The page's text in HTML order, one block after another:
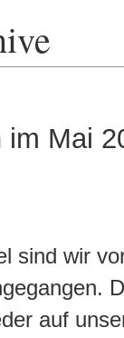
im Mai
sind wir
auf